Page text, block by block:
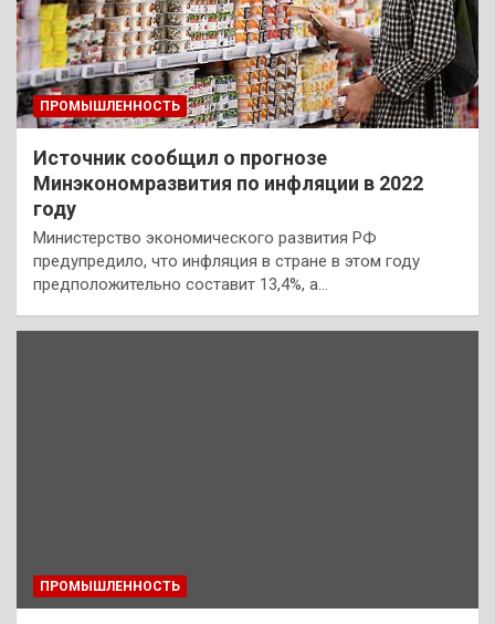
ПРОМЫШЛЕННОСТЬ
Источник сообщил о прогнозе
Минэкономразвития по инфляции в 2022
году
Министерство экономического развития РФ
предупредило, что инфляция в стране в этом году
предположительно составит 13,4%, а…
ПРОМЫШЛЕННОСТЬ